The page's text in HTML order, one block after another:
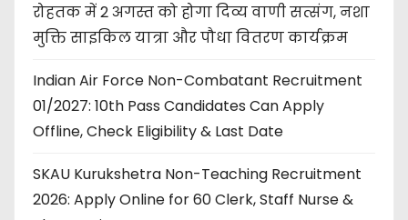
रोहतक में 2 अगस्त को होगा दिव्य वाणी सत्संग, नशा
मुक्ति साइकिल यात्रा और पौधा वितरण कार्यक्रम
Indian Air Force Non-Combatant Recruitment
01/2027: 10th Pass Candidates Can Apply
Offline, Check Eligibility & Last Date
SKAU Kurukshetra Non-Teaching Recruitment
2026: Apply Online for 60 Clerk, Staff Nurse &